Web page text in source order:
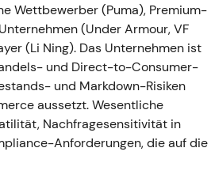
zunächst auf den
und Zahlungen werden
Mio. Euro wird erwartet – mit
entschlossene Entscheidung aus
Wahrnehmung des Marktes
und
und
da die Aktie den plötzlichen
Wettbewerber (Puma), Premium-
(Under Armour, VF
(Li Ning). Das Unternehmen ist
und Direct-to-Consumer-
und Markdown-Risiken
aussetzt. Wesentliche
Nachfragesensitivität in
Anforderungen, die auf die